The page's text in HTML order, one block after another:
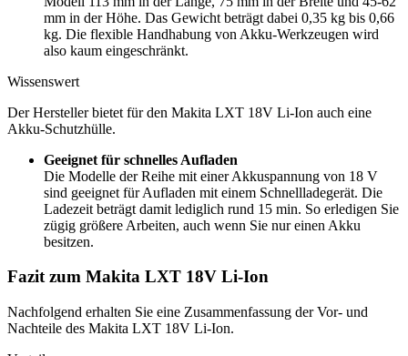
mm in der Höhe. Das Gewicht beträgt dabei 0,35 kg bis 0,66
kg. Die flexible Handhabung von Akku-Werkzeugen wird
also kaum eingeschränkt.
Wissenswert
Der Hersteller bietet für den Makita LXT 18V Li-Ion auch eine
Akku-Schutzhülle.
Geeignet für schnelles Aufladen
Die Modelle der Reihe mit einer Akkuspannung von 18 V
sind geeignet für Aufladen mit einem Schnellladegerät. Die
Ladezeit beträgt damit lediglich rund 15 min. So erledigen Sie
zügig größere Arbeiten, auch wenn Sie nur einen Akku
besitzen.
Fazit zum Makita LXT 18V Li-Ion
Nachfolgend erhalten Sie eine Zusammenfassung der Vor- und
Nachteile des Makita LXT 18V Li-Ion.